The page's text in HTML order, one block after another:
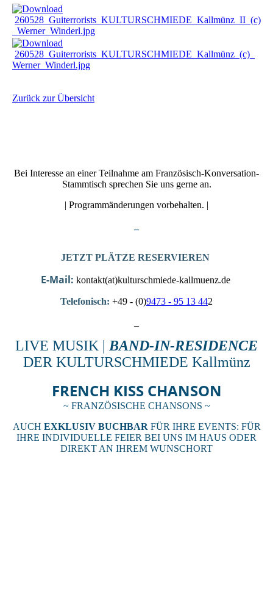
260528_Guiterrorists_KULTURSCHMIEDE_Kallmünz_II_(c)
_Werner_Winderl.jpg
260528_Guiterrorists_KULTURSCHMIEDE_Kallmünz_(c)_
Werner_Winderl.jpg
Zurück zur Übersicht
Bei Interesse an einer Teilnahme am Französisch-Konversation-
Stammtisch sprechen Sie uns gerne an.
| Programmänderungen vorbehalten. |
JETZT PLÄTZE RESERVIEREN
E-Mail: kontakt(at)kulturschmiede-kallmuenz.de
Telefonisch: +49 - (0)9473 - 95 13 442
LIVE MUSIK | BAND-IN-RESIDENCE
DER KULTURSCHMIEDE Kallmünz
FRENCH KISS CHANSON
~ FRANZÖSISCHE CHANSONS ~
AUCH EXKLUSIV BUCHBAR FÜR IHRE EVENTS: FÜR
IHRE INDIVIDUELLE FEIER BEI UNS IM HAUS ODER
DIREKT AN IHREM WUNSCHORT